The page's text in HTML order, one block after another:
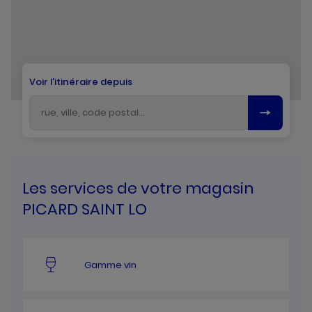
Voir l'itinéraire depuis
Les services de votre magasin
PICARD SAINT LO
Gamme vin